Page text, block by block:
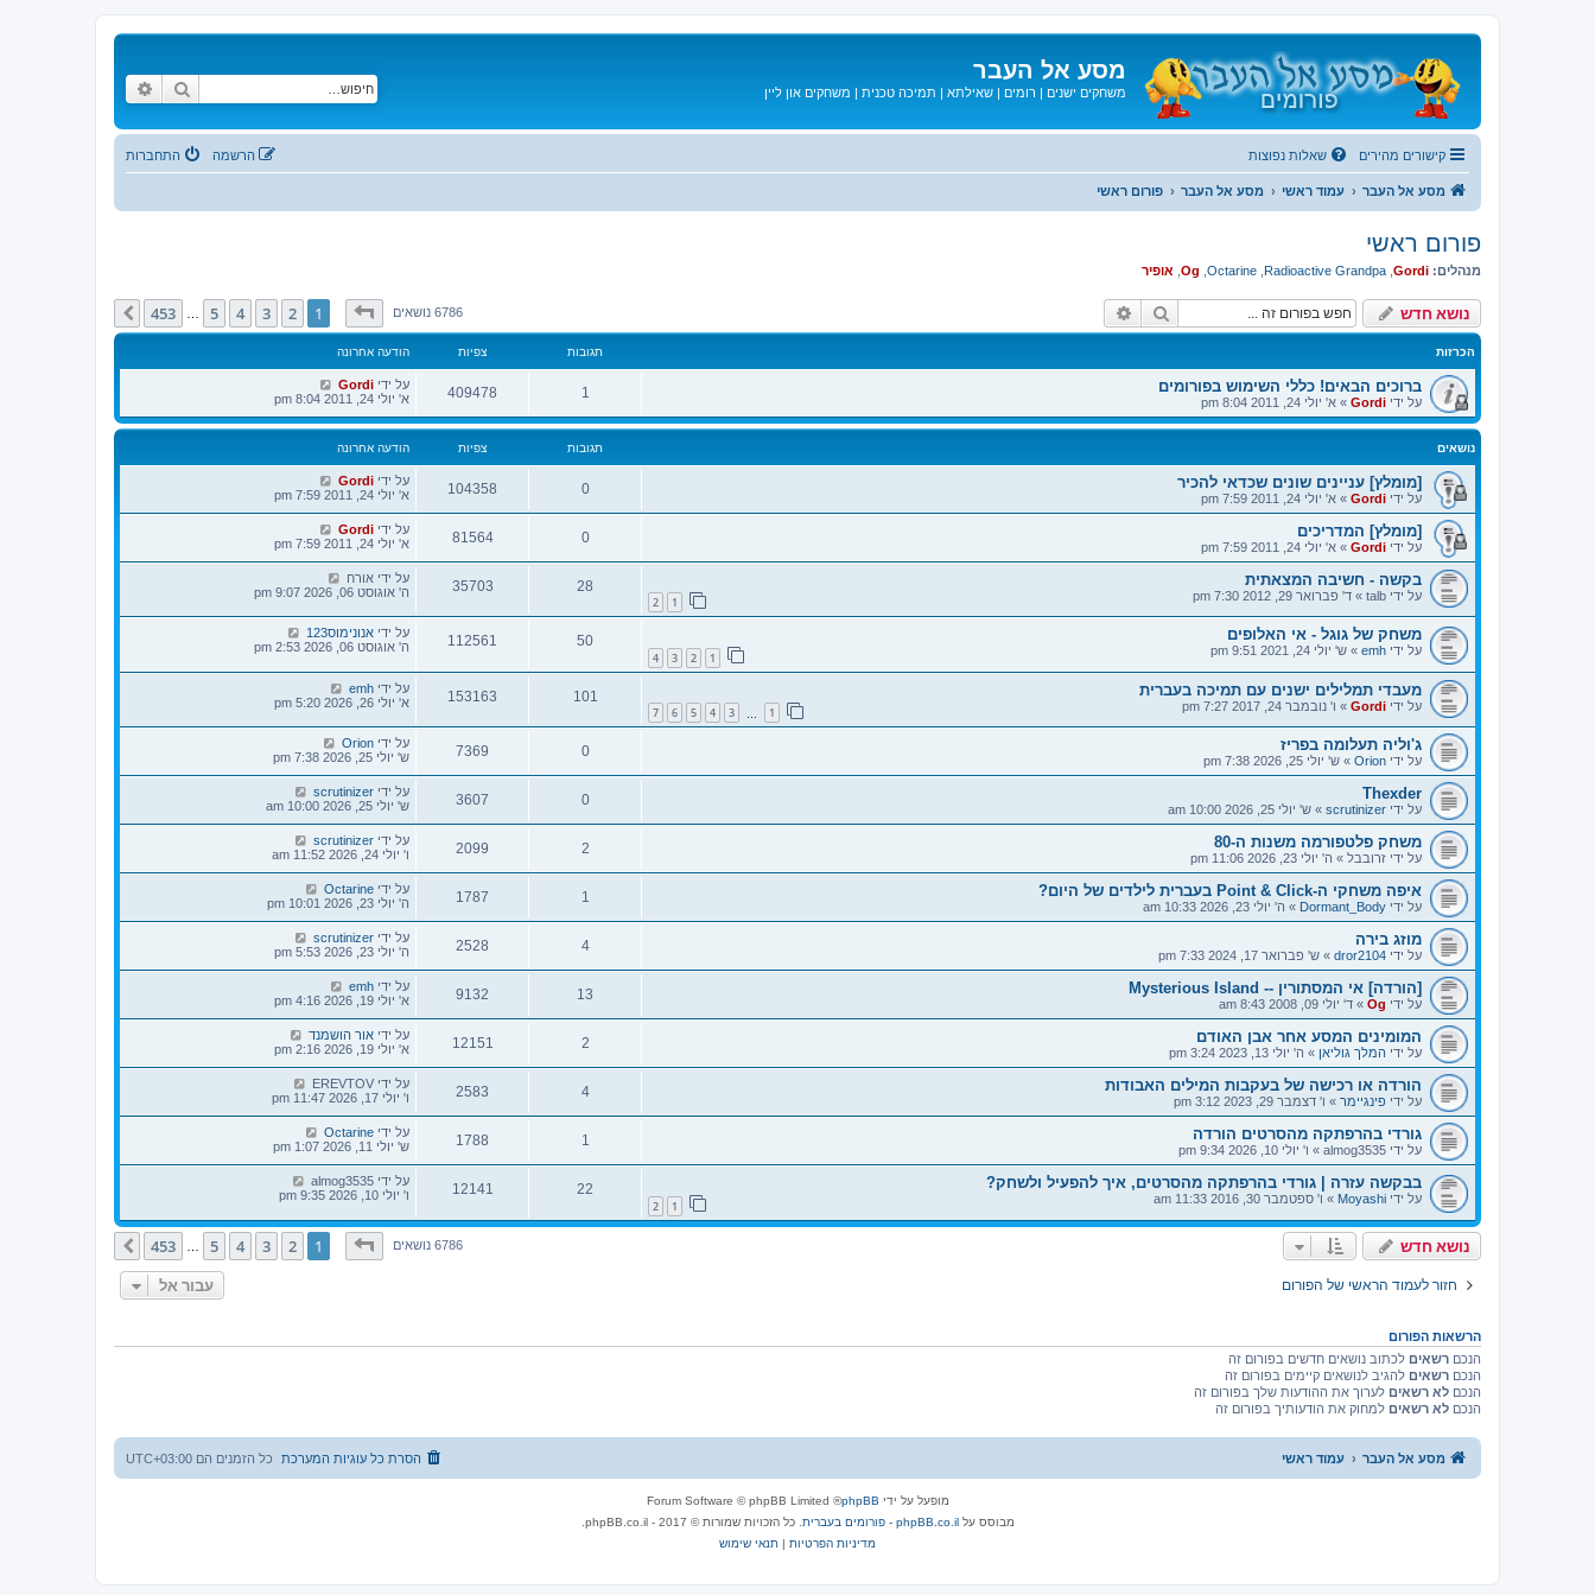
מסע אל העבר
משחקים ישנים | רומים | שאילתא | תמיכה טכנית | משחקים און ליין חיפוש
קישורים מהירים שאלות נפוצות התחברות הרשמה
מסע אל העבר עמוד ראשי מסע אל העבר פורום ראשי
פורום ראשי
מנהלים: Gordi
Radioactive Grandpa
Octarine
Og אופיר
נושא חדש חיפוש 6786 נושאים
דף1מתוך 453
1
2
3
4
5
453 הבא
הכרזות תגובות צפיות הודעה אחרונה
ברוכים הבאים! כללי השימוש בפורומים
על ידי Gordi
» א' יולי 24, 2011 8:04 pm
1
409478 על ידי Gordi
א' יולי 24, 2011 8:04 pm
נושאים תגובות צפיות הודעה אחרונה
[מומלץ] עניינים שונים שכדאי להכיר
על ידי Gordi
» א' יולי 24, 2011 7:59 pm
0
104358 על ידי Gordi
א' יולי 24, 2011 7:59 pm
[מומלץ] המדריכים
על ידי Gordi
» א' יולי 24, 2011 7:59 pm
0
81564 על ידי Gordi
א' יולי 24, 2011 7:59 pm
בקשה - חשיבה המצאתית
על ידי talb
» ד' פברואר 29, 2012 7:30 pm 1
2
28
35703 על ידי אורח
ה' אוגוסט 06, 2026 9:07 pm
משחק של גוגל - אי האלופים
על ידי emh
» ש' יולי 24, 2021 9:51 pm 1
2
3
4
50
112561 על ידי אנונימוס123
ה' אוגוסט 06, 2026 2:53 pm
מעבדי תמלילים ישנים עם תמיכה בעברית
על ידי Gordi
» ו' נובמבר 24, 2017 7:27 pm 1
3
4
5
6
7
101
153163 על ידי emh
א' יולי 26, 2026 5:20 pm
ג'וליה תעלומה בפריז
על ידי Orion
» ש' יולי 25, 2026 7:38 pm
0
7369 על ידי Orion
ש' יולי 25, 2026 7:38 pm
Thexder
על ידי scrutinizer
» ש' יולי 25, 2026 10:00 am
0
3607 על ידי scrutinizer
ש' יולי 25, 2026 10:00 am
משחק פלטפורמה משנות ה-80
על ידי זרובבל » ה' יולי 23, 2026 11:06 pm
2
2099 על ידי scrutinizer
ו' יולי 24, 2026 11:52 am
איפה משחקי ה-Point & Click בעברית לילדים של היום?
על ידי Dormant_Body
» ה' יולי 23, 2026 10:33 am
1
1787 על ידי Octarine
ה' יולי 23, 2026 10:01 pm
מוזג בירה
על ידי dror2104
» ש' פברואר 17, 2024 7:33 pm
4
2528 על ידי scrutinizer
ה' יולי 23, 2026 5:53 pm
[הורדה] אי המסתורין -- Mysterious Island
על ידי Og
» ד' יולי 09, 2008 8:43 am
13
9132 על ידי emh
א' יולי 19, 2026 4:16 pm
המומינים המסע אחר אבן האודם
על ידי המלך גוליאן » ה' יולי 13, 2023 3:24 pm
2
12151 על ידי אור הושמנד
א' יולי 19, 2026 2:16 pm
הורדה או רכישה של בעקבות המילים האבודות
על ידי פינגיימר » ו' דצמבר 29, 2023 3:12 pm
4
2583 על ידי EREVTOV
ו' יולי 17, 2026 11:47 pm
גורדי בהרפתקה מהסרטים הורדה
על ידי almog3535
» ו' יולי 10, 2026 9:34 pm
1
1788 על ידי Octarine
ש' יולי 11, 2026 1:07 pm
בבקשה עזרה | גורדי בהרפתקה מהסרטים, איך להפעיל ולשחק?
על ידי Moyashi
» ו' ספטמבר 30, 2016 11:33 am 1
2
22
12141 על ידי almog3535
ו' יולי 10, 2026 9:35 pm
נושא חדש 6786 נושאים
דף1מתוך 453
1
2
3
4
5
453 הבא
חזור לעמוד הראשי של הפורום עבור אל
הרשאות הפורום
הנכם רשאים לכתוב נושאים חדשים בפורום זה
הנכם רשאים להגיב לנושאים קיימים בפורום זה
הנכם לא רשאים לערוך את ההודעות שלך בפורום זה
הנכם לא רשאים למחוק את הודעותיך בפורום זה
מסע אל העבר עמוד ראשי כל הזמנים הם UTC+03:00 הסרת כל עוגיות המערכת
מופעל על ידי phpBB
® Forum Software © phpBB Limited
מבוסס עלphpBB.co.il - פורומים בעברית
. כל הזכויות שמורות © 2017 - phpBB.co.il.
מדיניות הפרטיות | תנאי שימוש